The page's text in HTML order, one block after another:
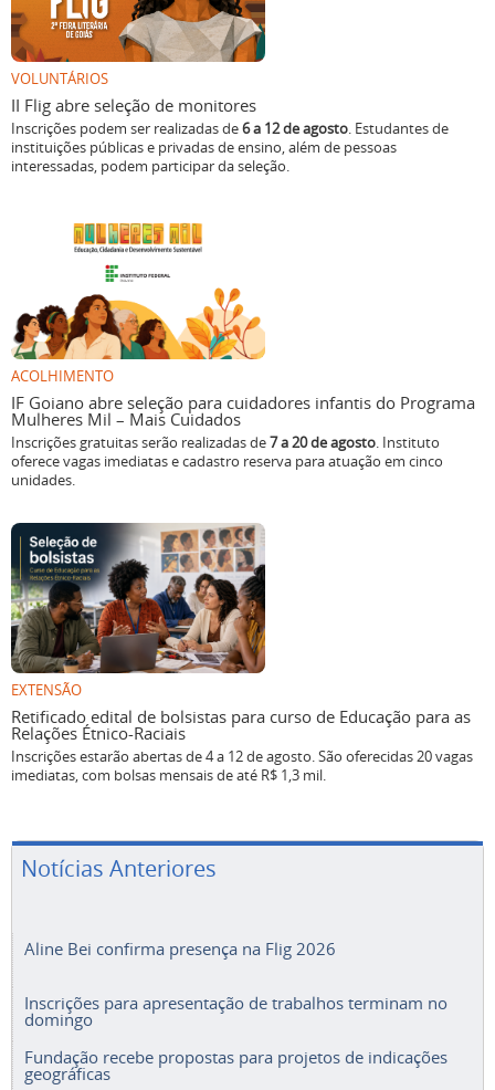
VOLUNTÁRIOS
II Flig abre seleção de monitores
Inscrições podem ser realizadas de6 a 12 de agosto. Estudantes de
instituições públicas e privadas de ensino, além de pessoas
interessadas, podem participar da seleção.
ACOLHIMENTO
IF Goiano abre seleção para cuidadores infantis do Programa
Mulheres Mil – Mais Cuidados
Inscrições gratuitas serão realizadas de7 a 20 de agosto. Instituto
oferece vagas imediatas e cadastro reserva para atuação em cinco
unidades.
EXTENSÃO
Retificado edital de bolsistas para curso de Educação para as
Relações Étnico-Raciais
Inscrições estarão abertas de 4 a 12 de agosto. São oferecidas 20 vagas
imediatas, com bolsas mensais de até R$ 1,3 mil.
Notícias Anteriores
Aline Bei confirma presença na Flig 2026
Inscrições para apresentação de trabalhos terminam no
domingo
Fundação recebe propostas para projetos de indicações
geográficas